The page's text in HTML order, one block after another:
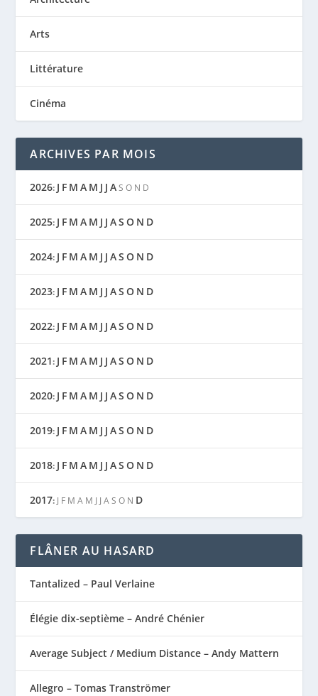
Arts
Littérature
Cinéma
ARCHIVES PAR MOIS
2026: J F M A M J J A S O N D
2025: J F M A M J J AS O N D
2024: J F M A M J J AS O N D
2023: J F M A M J J AS O N D
2022: J F M A M J J AS O N D
2021: J F M A M J J AS O N D
2020: J F M A M J J AS O N D
2019: J F M A M J J AS O N D
2018: J F M A M J J AS O N D
2017: J F M A M J J A S O N D
FLÂNER AU HASARD
Tantalized – Paul Verlaine
Élégie dix-septième – André Chénier
Average Subject / Medium Distance – Andy Mattern
Allegro – Tomas Tranströmer